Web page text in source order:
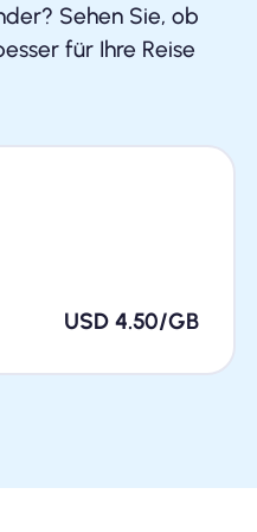
Sehen Sie, ob
für Ihre Reise
USD 4.50/GB